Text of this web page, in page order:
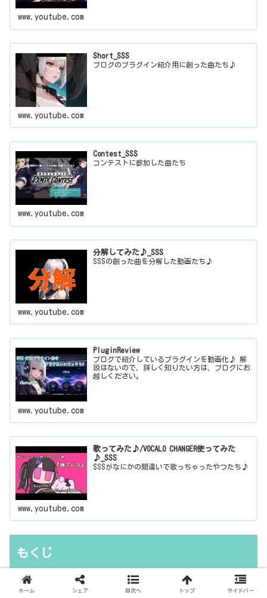
www.youtube.com
Short_SSS
ブログのプラグイン紹介用に創った曲たち♪
www.youtube.com
Contest_SSS
コンテストに参加した曲たち
www.youtube.com
分解してみた♪_SSS
SSSの創った曲を分解した動画たち♪
www.youtube.com
PluginReview
ブログで紹介しているプラグインを動画化♪ 解
説はないので、詳しく知りたい方は、ブログにお
越しください。
www.youtube.com
歌ってみた♪/VOCALO CHANGER使ってみた
♪_SSS
SSSがなにかの間違いで歌っちゃったやつたち♪
www.youtube.com
もくじ
もくじ
ホーム シェア 目次へ トップ サイドバー